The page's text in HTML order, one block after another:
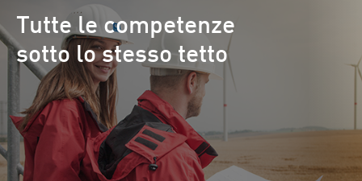
Tutte le competenze
sotto lo stesso tetto